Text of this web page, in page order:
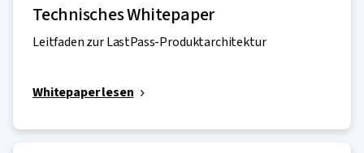
Technisches Whitepaper
Leitfaden zur LastPass-Produktarchitektur
Whitepaper lesen